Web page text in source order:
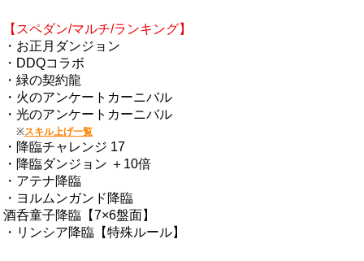
【スペダン/マルチ/ランキング】
・お正月ダンジョン
・DDQコラボ
・緑の契約龍
・火のアンケートカーニバル
・光のアンケートカーニバル
※スキル上げ一覧
・降臨チャレンジ 17
・降臨ダンジョン ＋10倍
・アテナ降臨
・ヨルムンガンド降臨
酒呑童子降臨【7×6盤面】
・リンシア降臨【特殊ルール】